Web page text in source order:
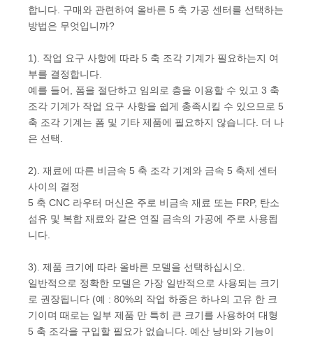
합니다. 구매와 관련하여 올바른 5 축 가공 센터를 선택하는
방법은 무엇입니까?
1). 작업 요구 사항에 따라 5 축 조각 기계가 필요하는지 여
부를 결정합니다.
예를 들어, 폼을 절단하고 임의로 층을 이용할 수 있고 3 축
조각 기계가 작업 요구 사항을 쉽게 충족시킬 수 있으므로 5
축 조각 기계는 폼 및 기타 제품에 필요하지 않습니다. 더 나
은 선택.
2). 재료에 따른 비금속 5 축 조각 기계와 금속 5 축제 센터
사이의 결정
5 축 CNC 라우터 머신은 주로 비금속 재료 또는 FRP, 탄소
섬유 및 복합 재료와 같은 연질 금속의 가공에 주로 사용됩
니다.
3). 제품 크기에 따라 올바른 모델을 선택하십시오.
일반적으로 정확한 모델은 가장 일반적으로 사용되는 크기
로 권장됩니다 (예 : 80%의 작업 하중은 하나의 고유 한 크
기이며 때로는 일부 제품 만 특히 큰 크기를 사용하여 대형
5 축 조각을 구입할 필요가 없습니다. 예산 낭비와 기능이